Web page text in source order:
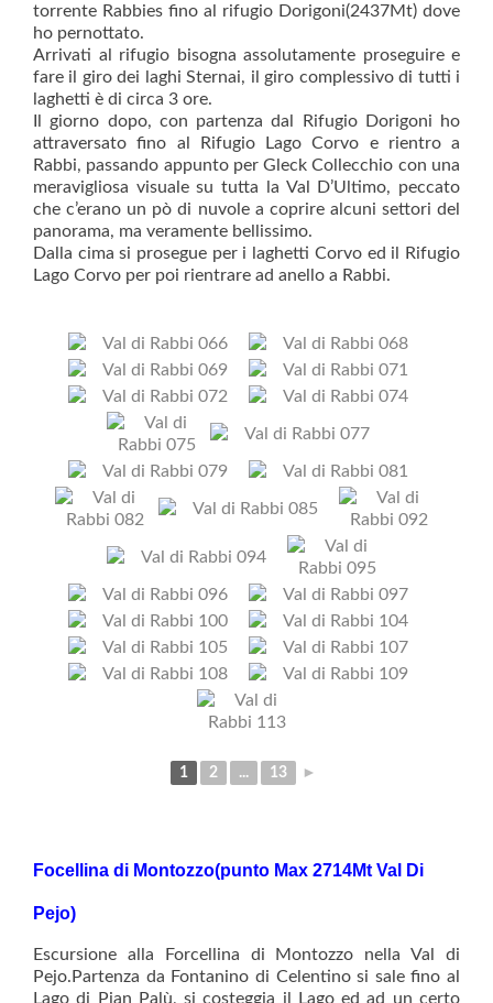
torrente Rabbies fino al rifugio Dorigoni(2437Mt) dove
ho pernottato.
Arrivati al rifugio bisogna assolutamente proseguire e
fare il giro dei laghi Sternai, il giro complessivo di tutti i
laghetti è di circa 3 ore.
Il giorno dopo, con partenza dal Rifugio Dorigoni ho
attraversato fino al Rifugio Lago Corvo e rientro a
Rabbi, passando appunto per Gleck Collecchio con una
meravigliosa visuale su tutta la Val D’Ultimo, peccato
che c’erano un pò di nuvole a coprire alcuni settori del
panorama, ma veramente bellissimo.
Dalla cima si prosegue per i laghetti Corvo ed il Rifugio
Lago Corvo per poi rientrare ad anello a Rabbi.
1 2 ... 13 ►
Focellina di Montozzo(punto Max 2714Mt Val Di
Pejo)
Escursione alla Forcellina di Montozzo nella Val di
Pejo.Partenza da Fontanino di Celentino si sale fino al
Lago di Pian Palù, si costeggia il Lago ed ad un certo